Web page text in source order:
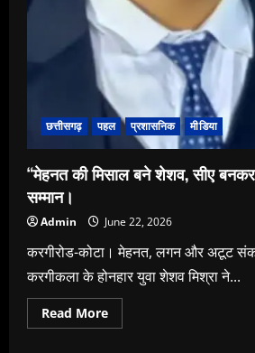
छत्तीसगढ़ पहल प्रशासनिक मीडिया
“मेहनत की मिसाल बने शेशव, सीए बनकर
सम्मान।
Admin June 22, 2026
करगीरोड-कोटा। मेहनत, लगन और अटूट
करगीकला के होनहार युवा शेशव मिश्रा ने...
Read MoreRead
more